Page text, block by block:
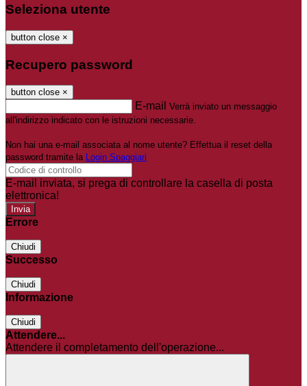
Seleziona utente
button close ×
Recupero password
button close ×
E-mail Verrà inviato un messaggio
all'indirizzo indicato con le istruzioni necessarie.
Non hai una e-mail associata al nome utente? Effettua il reset della
password tramite la Login Spaggiari
E-mail inviata, si prega di controllare la casella di posta
elettronica!
Errore
Chiudi
Successo
Chiudi
Informazione
Chiudi
Attendere...
Attendere il completamento dell'operazione...